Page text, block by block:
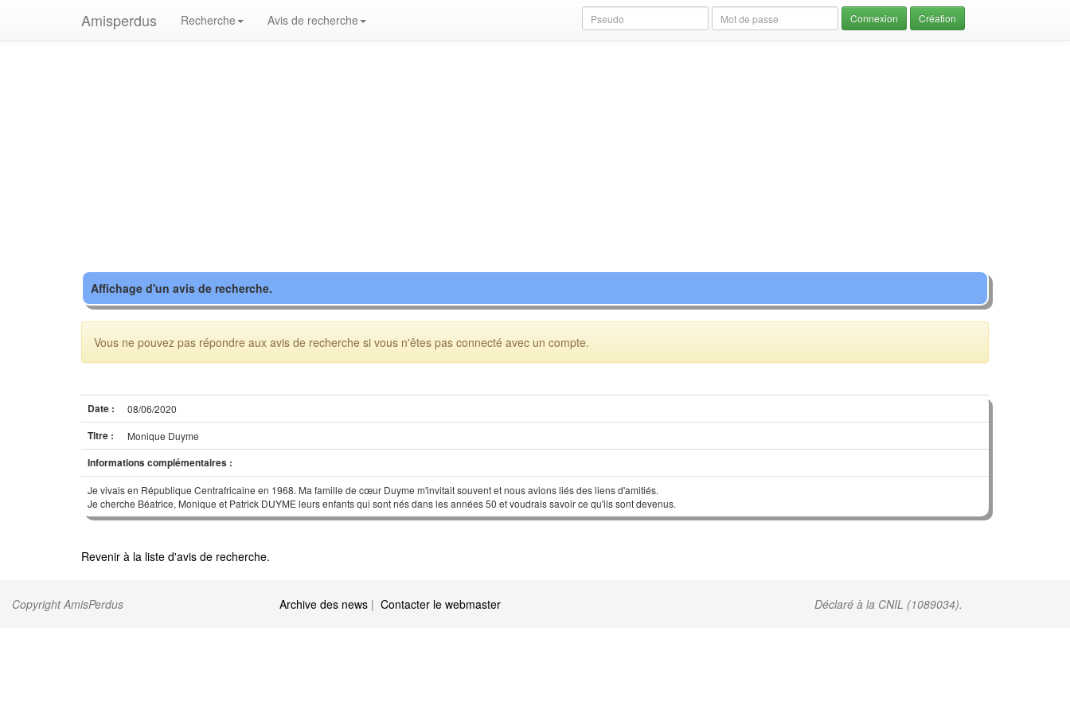
Amisperdus Recherche Avis de recherche Création
Affichage d'un avis de recherche.
Vous ne pouvez pas répondre aux avis de recherche si vous n'êtes pas connecté avec un compte.
Date : 08/06/2020
Titre : Monique Duyme
Informations complémentaires :
Je vivais en République Centrafricaine en 1968. Ma famille de cœur Duyme m'invitait souvent et nous avions liés des liens d'amitiés.
Je cherche Béatrice, Monique et Patrick DUYME leurs enfants qui sont nés dans les années 50 et voudrais savoir ce qu'ils sont devenus.
Revenir à la liste d'avis de recherche.
Copyright AmisPerdus Archive des news | Contacter le webmaster Déclaré à la CNIL (1089034).